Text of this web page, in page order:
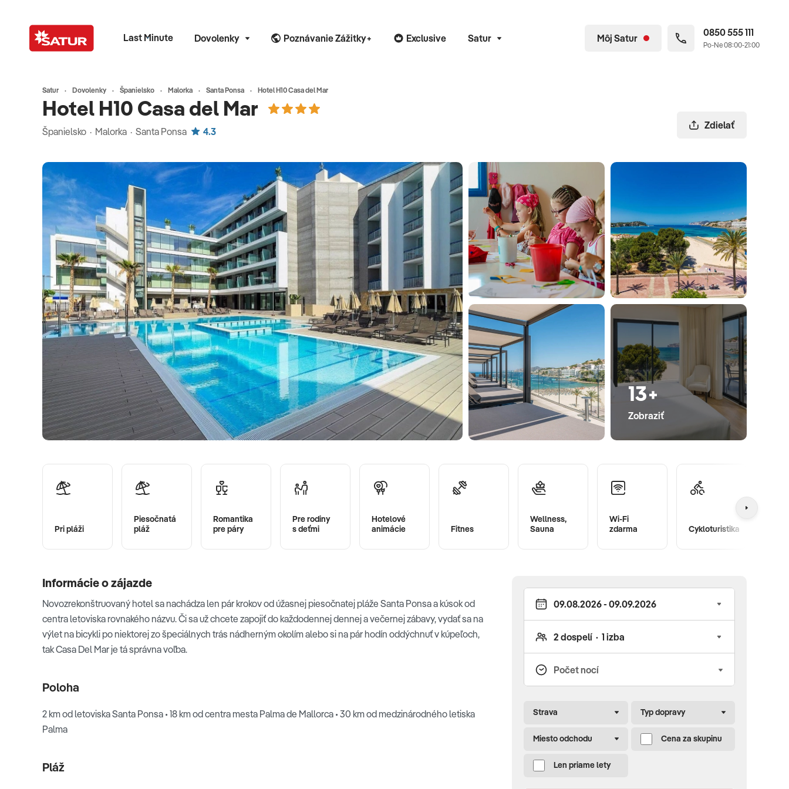
Last Minute Dovolenky Poznávanie Zážitky+ Exclusive Satur Môj Satur 0850 555 111
Po-Ne 08:00-21:00
Satur Dovolenky Španielsko Malorka Santa Ponsa Hotel H10 Casa del Mar
Hotel H10 Casa del Mar
Španielsko · Malorka · Santa Ponsa 4.3
Zdielať
13+
Zobraziť
Pri pláži
Piesočnatá
pláž
Romantika
pre páry
Pre rodiny
s deťmi
Hotelové
animácie
Fitnes
Wellness,
Sauna
Wi-Fi
zdarma
Cykloturistika
Strava Typ dopravy
Miesto odchodu Cena za skupinu
Len priame lety
Informácie o zájazde
Novozrekonštruovaný hotel sa nachádza len pár krokov od úžasnej piesočnatej pláže Santa Ponsa a kúsok od
centra letoviska rovnakého názvu. Či sa už chcete zapojiť do každodennej dennej a večernej zábavy, vydať sa na
výlet na bicykli po niektorej zo špeciálnych trás nádherným okolím alebo si na pár hodín oddýchnuť v kúpeľoch,
tak Casa Del Mar je tá správna voľba.
Poloha
2 km od letoviska Santa Ponsa • 18 km od centra mesta Palma de Mallorca • 30 km od medzinárodného letiska
Palma
Pláž